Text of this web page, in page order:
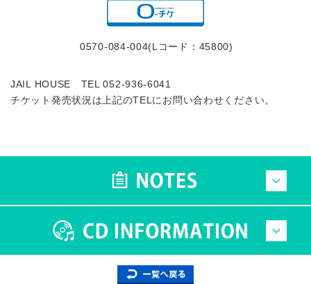
0570-084-004(Lコード：45800)
JAIL HOUSE TEL 052-936-6041
チケット発売状況は上記のTELにお問い合わせください。